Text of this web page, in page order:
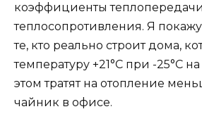
коэффициенты
теплосопротивления. Я
те, кто реально строит дома,
температуру +21°C при -25°C
этом тратят на отопление
чайник в офисе.